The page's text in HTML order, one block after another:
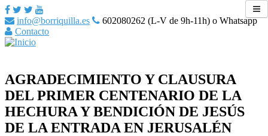
info@borriquilla.es
602080262 (L-V de 9h-11h) o Whatsapp
Contacto
AGRADECIMIENTO Y CLAUSURA
DEL PRIMER CENTENARIO DE LA
HECHURA Y BENDICIÓN DE JESÚS
DE LA ENTRADA EN JERUSALÉN